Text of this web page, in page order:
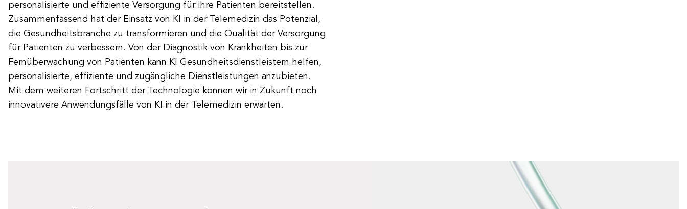
personalisierte und effiziente Versorgung für ihre Patienten bereitstellen.
Zusammenfassend hat der Einsatz von KI in der Telemedizin das Potenzial,
die Gesundheitsbranche zu transformieren und die Qualität der Versorgung
für Patienten zu verbessern. Von der Diagnostik von Krankheiten bis zur
Fernüberwachung von Patienten kann KI Gesundheitsdienstleistern helfen,
personalisierte, effiziente und zugängliche Dienstleistungen anzubieten.
Mit dem weiteren Fortschritt der Technologie können wir in Zukunft noch
innovativere Anwendungsfälle von KI in der Telemedizin erwarten.